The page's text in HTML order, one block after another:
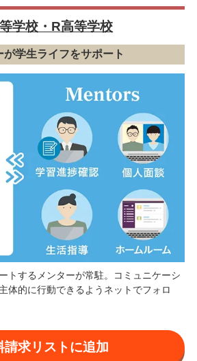
学校・R高等学校
学生ライフをサポート
トするメンターが常駐。コミュニケーシ
体的に行動できるようネットでフォロ